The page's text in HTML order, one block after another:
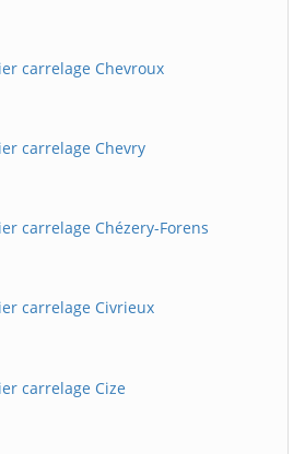
carrelage Chevroux
carrelage Chevry
carrelage Chézery-Forens
carrelage Civrieux
carrelage Cize